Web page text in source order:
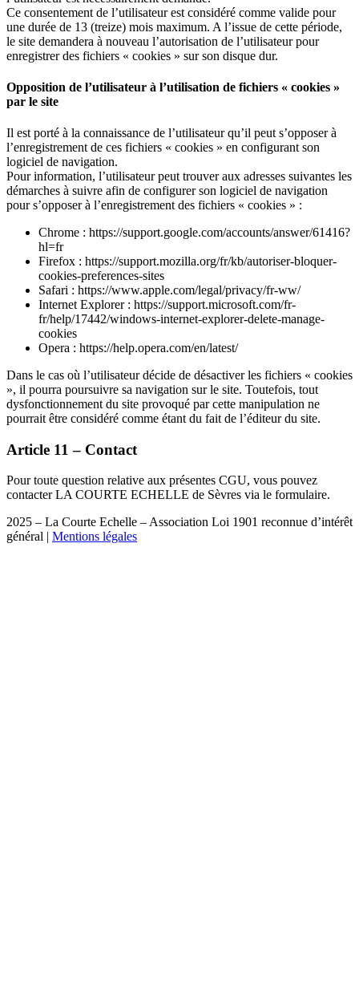
Ce consentement de l’utilisateur est considéré comme valide pour
une durée de 13 (treize) mois maximum. A l’issue de cette période,
le site demandera à nouveau l’autorisation de l’utilisateur pour
enregistrer des fichiers « cookies » sur son disque dur.
Opposition de l’utilisateur à l’utilisation de fichiers « cookies »
par le site
Il est porté à la connaissance de l’utilisateur qu’il peut s’opposer à
l’enregistrement de ces fichiers « cookies » en configurant son
logiciel de navigation.
Pour information, l’utilisateur peut trouver aux adresses suivantes les
démarches à suivre afin de configurer son logiciel de navigation
pour s’opposer à l’enregistrement des fichiers « cookies » :
Chrome : https://support.google.com/accounts/answer/61416?
hl=fr
Firefox : https://support.mozilla.org/fr/kb/autoriser-bloquer-
cookies-preferences-sites
Safari : https://www.apple.com/legal/privacy/fr-ww/
Internet Explorer : https://support.microsoft.com/fr-
fr/help/17442/windows-internet-explorer-delete-manage-
cookies
Opera : https://help.opera.com/en/latest/
Dans le cas où l’utilisateur décide de désactiver les fichiers « cookies
», il pourra poursuivre sa navigation sur le site. Toutefois, tout
dysfonctionnement du site provoqué par cette manipulation ne
pourrait être considéré comme étant du fait de l’éditeur du site.
Article 11 – Contact
Pour toute question relative aux présentes CGU, vous pouvez
contacter LA COURTE ECHELLE de Sèvres via le formulaire.
2025 – La Courte Echelle – Association Loi 1901 reconnue d’intérêt
général | Mentions légales